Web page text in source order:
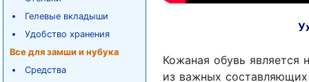
Гелевые вкладыши
Удобство хранения
Все для замши и нубука
Средства
Кожаная обувь является
из важных